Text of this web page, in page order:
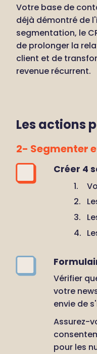
Votre base de
déjà démontré de
segmentation, le
de prolonger la
client et de
revenue récurrent.
Les actions
2- Segmenter
Créer 4
Vérifier
votre
envie de
Assurez-
pour les